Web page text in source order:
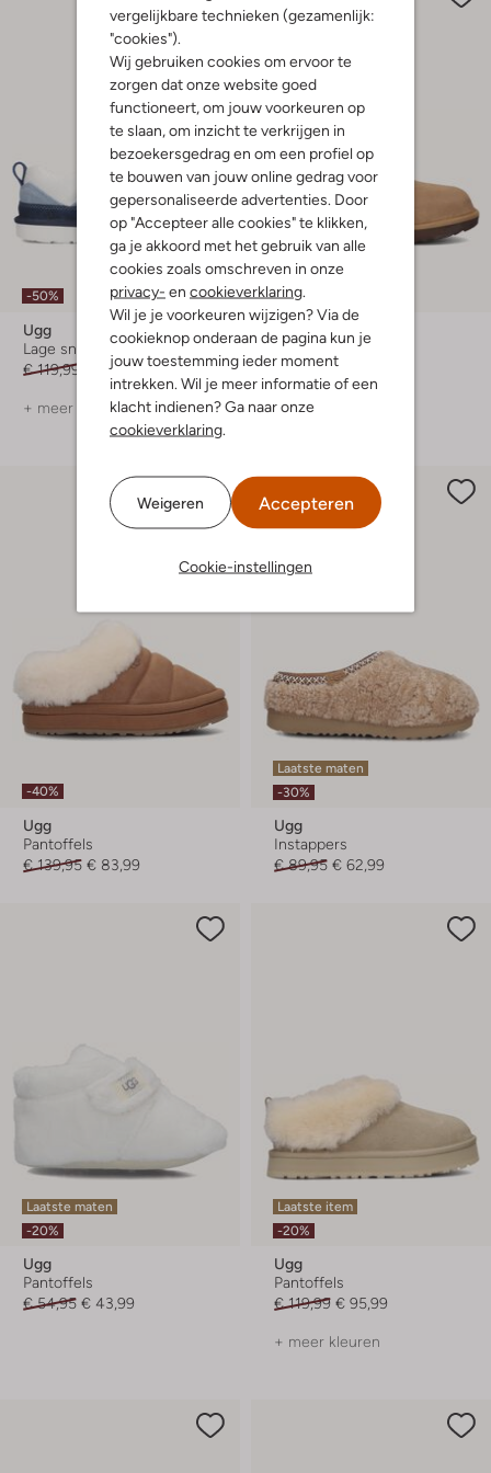
vergelijkbare technieken (gezamenlijk:
"cookies").
Wij gebruiken cookies om ervoor te
zorgen dat onze website goed
functioneert, om jouw voorkeuren op
te slaan, om inzicht te verkrijgen in
bezoekersgedrag en om een profiel op
te bouwen van jouw online gedrag voor
gepersonaliseerde advertenties. Door
op "Accepteer alle cookies" te klikken,
ga je akkoord met het gebruik van alle
cookies zoals omschreven in onze
privacy- en cookieverklaring.
Wil je je voorkeuren wijzigen? Via de
cookieknop onderaan de pagina kun je
jouw toestemming ieder moment
intrekken. Wil je meer informatie of een
klacht indienen? Ga naar onze
cookieverklaring.
Weigeren Accepteren
Cookie-instellingen
-50%
Ugg
Lage sneakers
€ 119,99
€ 59,99
+ meer kleuren
-20%
Ugg
Vachtlaarzen
€ 129,95 € 103,99
-40%
Ugg
Pantoffels
€ 139,95 € 83,99
Laatste maten
-30%
Ugg
Instappers
€ 89,95 € 62,99
Laatste maten
-20%
Ugg
Pantoffels
€ 54,95 € 43,99
Laatste item
-20%
Ugg
Pantoffels
€ 119,99 € 95,99
+ meer kleuren